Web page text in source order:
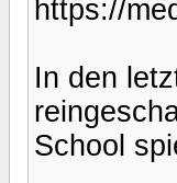
https://
In den
School